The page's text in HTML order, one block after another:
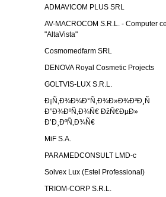
ADMAVICOM PLUS SRL
AV-MACROCOM S.R.L. - Computer
"AltaVista"
Cosmomedfarm SRL
DENOVA Royal Cosmetic Projects
GOLTVIS-LUX S.R.L.
Ð¡Ñ‚Ð¾Ð¼Ð°Ñ‚Ð¾Ð»Ð¾Ð³Ð¸Ñ
Ð”Ð¾ÐºÑ‚Ð¾Ñ€ ÐžÑ€ÐµÐ»
Ð’Ð¸ÐºÑ‚Ð¾Ñ€
MiF S.A.
PARAMEDCONSULT LMD-c
Solvex Lux (Estel Professional)
TRIOM-CORP S.R.L.